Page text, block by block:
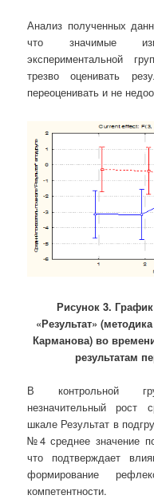
Анализ полученных
что значимые
экспериментальной
трезво оценивать
переоценивать и не
Рисунок 3.
«Результат»
Карманова) во
результатам
В контрольной
незначительный рост
шкале Результат в
№4 среднее значение
что подтверждает
формирование
компетентности.